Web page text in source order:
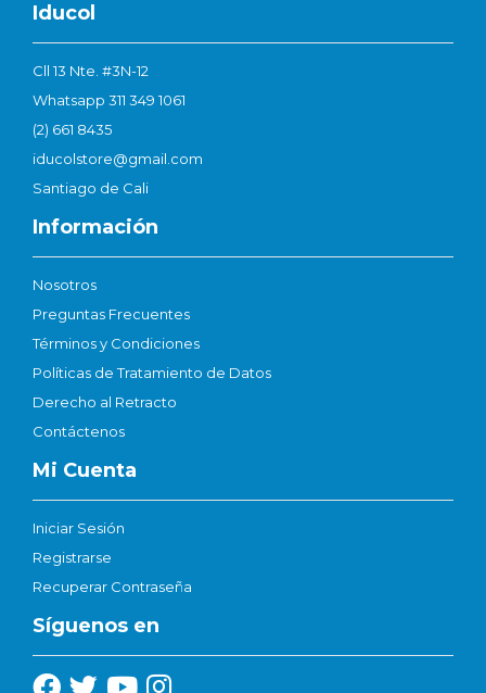
Iducol
Cll 13 Nte. #3N-12
Whatsapp 311 349 1061
(2) 661 8435
iducolstore@gmail.com
Santiago de Cali
Información
Nosotros
Preguntas Frecuentes
Términos y Condiciones
Políticas de Tratamiento de Datos
Derecho al Retracto
Contáctenos
Mi Cuenta
Iniciar Sesión
Registrarse
Recuperar Contraseña
Síguenos en